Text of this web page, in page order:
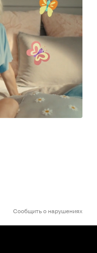
2,9K
Сообщить о нарушениях